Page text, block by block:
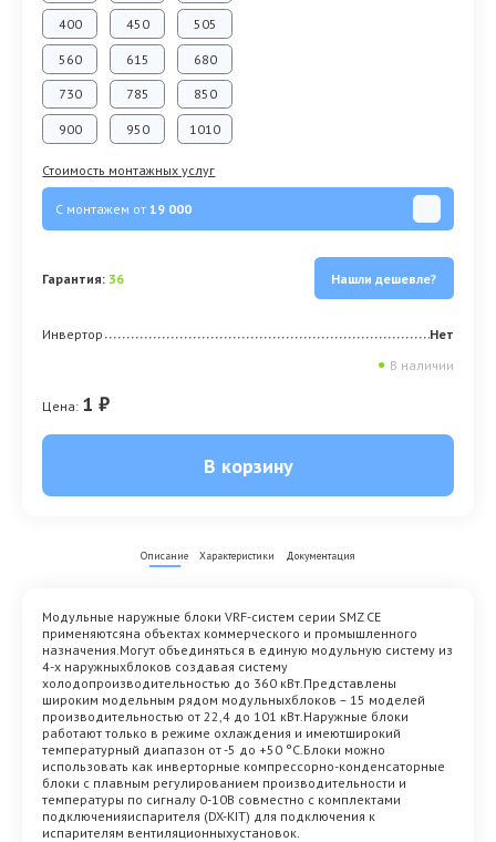
400 450 505
560 615 680
730 785 850
900 950 1010
Стоимость монтажных услуг
С монтажем от19 000
Гарантия: 36 Нашли дешевле?
Инвертор
Нет
● В наличии
Цена: 1 ₽
В корзину
Описание Характеристики Документация
Модульные наружные блоки VRF-систем серии SMZ CE
применяютсяна объектах коммерческого и промышленного
назначения.Могут объединяться в единую модульную систему из
4-х наружныхблоков создавая систему
холодопроизводительностью до 360 кВт.Представлены
широким модельным рядом модульныхблоков – 15 моделей
производительностью от 22,4 до 101 кВт.Наружные блоки
работают только в режиме охлаждения и имеютширокий
температурный диапазон от -5 до +50 °С.Блоки можно
использовать как инверторные компрессорно-конденсаторные
блоки с плавным регулированием производительности и
температуры по сигналу 0-10В совместно с комплектами
подключенияиспарителя (DX-KIT) для подключения к
испарителям вентиляционныхустановок.